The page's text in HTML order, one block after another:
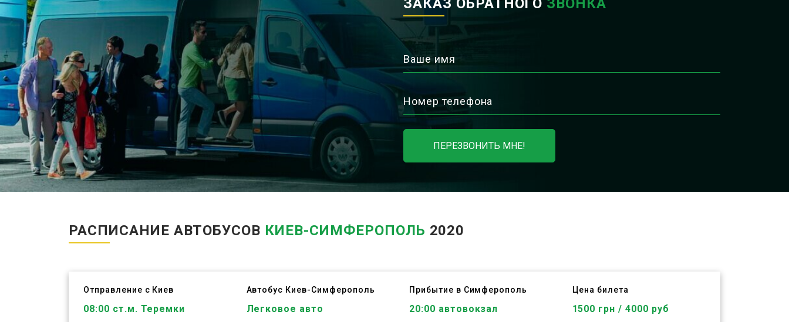
ЗАКАЗ ОБРАТНОГО ЗВОНКА
Ваше имя
Номер телефона
ПЕРЕЗВОНИТЬ МНЕ!
РАСПИСАНИЕ АВТОБУСОВ КИЕВ-СИМФЕРОПОЛЬ 2020
Отправление с Киев
08:00 ст.м. Теремки
Автобус Киев-Симферополь
Легковое авто
Прибытие в Симферополь
20:00 автовокзал
Цена билета
1500 грн / 4000 руб